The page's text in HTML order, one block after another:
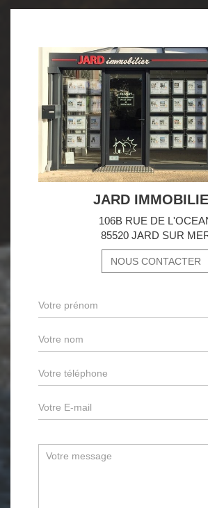
JARD
106B RUE DE
85520 JARD SUR
NOUS CONTACTER